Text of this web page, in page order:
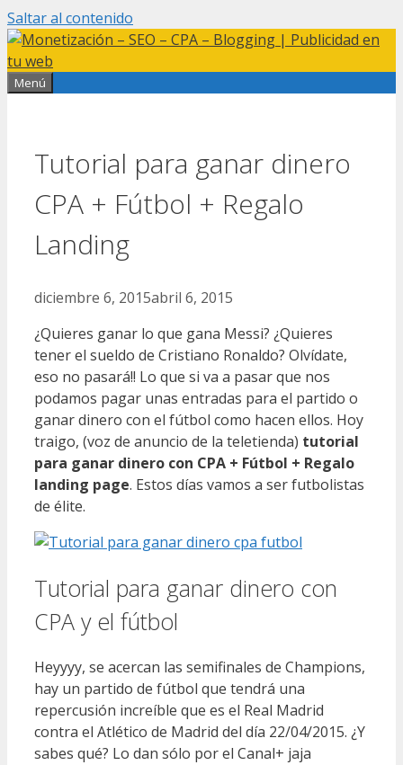
Saltar al contenido
Menú
Tutorial para ganar dinero
CPA + Fútbol + Regalo
Landing
diciembre 6, 2015abril 6, 2015
¿Quieres ganar lo que gana Messi? ¿Quieres
tener el sueldo de Cristiano Ronaldo? Olvídate,
eso no pasará!! Lo que si va a pasar que nos
podamos pagar unas entradas para el partido o
ganar dinero con el fútbol como hacen ellos. Hoy
traigo, (voz de anuncio de la teletienda) tutorial
para ganar dinero con CPA + Fútbol + Regalo
landing page. Estos días vamos a ser futbolistas
de élite.
Tutorial para ganar dinero con
CPA y el fútbol
Heyyyy, se acercan las semifinales de Champions,
hay un partido de fútbol que tendrá una
repercusión increíble que es el Real Madrid
contra el Atlético de Madrid del día 22/04/2015. ¿Y
sabes qué? Lo dan sólo por el Canal+ jaja